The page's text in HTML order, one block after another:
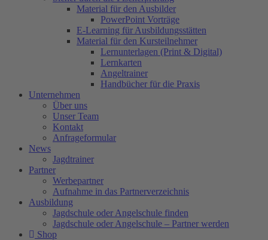
Material für den Ausbilder
PowerPoint Vorträge
E-Learning für Ausbildungsstätten
Material für den Kursteilnehmer
Lernunterlagen (Print & Digital)
Lernkarten
Angeltrainer
Handbücher für die Praxis
Unternehmen
Über uns
Unser Team
Kontakt
Anfrageformular
News
Jagdtrainer
Partner
Werbepartner
Aufnahme in das Partnerverzeichnis
Ausbildung
Jagdschule oder Angelschule finden
Jagdschule oder Angelschule – Partner werden
Shop